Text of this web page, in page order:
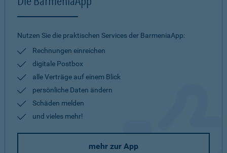
Nutzen Sie die praktischen Services der BarmeniaApp:
Rechnungen einreichen
digitale Postbox
alle Verträge auf einem Blick
persönliche Daten ändern
Schäden melden
und vieles mehr!
mehr zur App